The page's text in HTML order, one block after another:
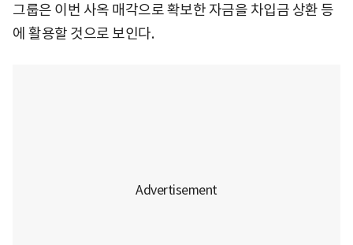
그룹은 이번 사옥 매각으로 확보한 자금을 차입금 상환 등
에 활용할 것으로 보인다.